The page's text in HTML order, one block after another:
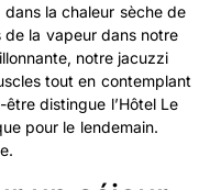
la chaleur sèche de
la vapeur dans notre
notre jacuzzi
tout en contemplant
distingue l’Hôtel Le
pour le lendemain.